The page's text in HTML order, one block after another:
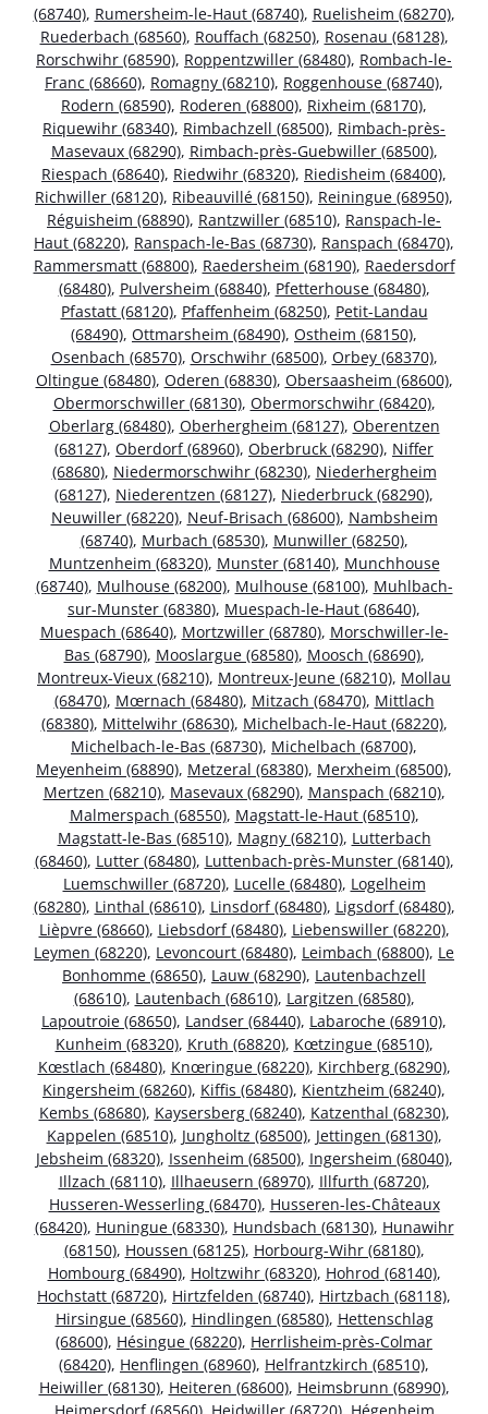
(68740), Rumersheim-le-Haut (68740), Ruelisheim (68270),
Ruederbach (68560), Rouffach (68250), Rosenau (68128),
Rorschwihr (68590), Roppentzwiller (68480), Rombach-le-
Franc (68660), Romagny (68210), Roggenhouse (68740),
Rodern (68590), Roderen (68800), Rixheim (68170),
Riquewihr (68340), Rimbachzell (68500), Rimbach-près-
Masevaux (68290), Rimbach-près-Guebwiller (68500),
Riespach (68640), Riedwihr (68320), Riedisheim (68400),
Richwiller (68120), Ribeauvillé (68150), Reiningue (68950),
Réguisheim (68890), Rantzwiller (68510), Ranspach-le-
Haut (68220), Ranspach-le-Bas (68730), Ranspach (68470),
Rammersmatt (68800), Raedersheim (68190), Raedersdorf
(68480), Pulversheim (68840), Pfetterhouse (68480),
Pfastatt (68120), Pfaffenheim (68250), Petit-Landau
(68490), Ottmarsheim (68490), Ostheim (68150),
Osenbach (68570), Orschwihr (68500), Orbey (68370),
Oltingue (68480), Oderen (68830), Obersaasheim (68600),
Obermorschwiller (68130), Obermorschwihr (68420),
Oberlarg (68480), Oberhergheim (68127), Oberentzen
(68127), Oberdorf (68960), Oberbruck (68290), Niffer
(68680), Niedermorschwihr (68230), Niederhergheim
(68127), Niederentzen (68127), Niederbruck (68290),
Neuwiller (68220), Neuf-Brisach (68600), Nambsheim
(68740), Murbach (68530), Munwiller (68250),
Muntzenheim (68320), Munster (68140), Munchhouse
(68740), Mulhouse (68200), Mulhouse (68100), Muhlbach-
sur-Munster (68380), Muespach-le-Haut (68640),
Muespach (68640), Mortzwiller (68780), Morschwiller-le-
Bas (68790), Mooslargue (68580), Moosch (68690),
Montreux-Vieux (68210), Montreux-Jeune (68210), Mollau
(68470), Mœrnach (68480), Mitzach (68470), Mittlach
(68380), Mittelwihr (68630), Michelbach-le-Haut (68220),
Michelbach-le-Bas (68730), Michelbach (68700),
Meyenheim (68890), Metzeral (68380), Merxheim (68500),
Mertzen (68210), Masevaux (68290), Manspach (68210),
Malmerspach (68550), Magstatt-le-Haut (68510),
Magstatt-le-Bas (68510), Magny (68210), Lutterbach
(68460), Lutter (68480), Luttenbach-près-Munster (68140),
Luemschwiller (68720), Lucelle (68480), Logelheim
(68280), Linthal (68610), Linsdorf (68480), Ligsdorf (68480),
Lièpvre (68660), Liebsdorf (68480), Liebenswiller (68220),
Leymen (68220), Levoncourt (68480), Leimbach (68800), Le
Bonhomme (68650), Lauw (68290), Lautenbachzell
(68610), Lautenbach (68610), Largitzen (68580),
Lapoutroie (68650), Landser (68440), Labaroche (68910),
Kunheim (68320), Kruth (68820), Kœtzingue (68510),
Kœstlach (68480), Knœringue (68220), Kirchberg (68290),
Kingersheim (68260), Kiffis (68480), Kientzheim (68240),
Kembs (68680), Kaysersberg (68240), Katzenthal (68230),
Kappelen (68510), Jungholtz (68500), Jettingen (68130),
Jebsheim (68320), Issenheim (68500), Ingersheim (68040),
Illzach (68110), Illhaeusern (68970), Illfurth (68720),
Husseren-Wesserling (68470), Husseren-les-Châteaux
(68420), Huningue (68330), Hundsbach (68130), Hunawihr
(68150), Houssen (68125), Horbourg-Wihr (68180),
Hombourg (68490), Holtzwihr (68320), Hohrod (68140),
Hochstatt (68720), Hirtzfelden (68740), Hirtzbach (68118),
Hirsingue (68560), Hindlingen (68580), Hettenschlag
(68600), Hésingue (68220), Herrlisheim-près-Colmar
(68420), Henflingen (68960), Helfrantzkirch (68510),
Heiwiller (68130), Heiteren (68600), Heimsbrunn (68990),
Heimersdorf (68560), Heidwiller (68720), Hégenheim